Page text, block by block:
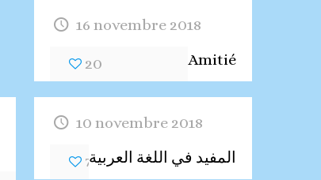
16 novembre 2018
Amitié
20
10 novembre 2018
المفيد في اللغة العربية7